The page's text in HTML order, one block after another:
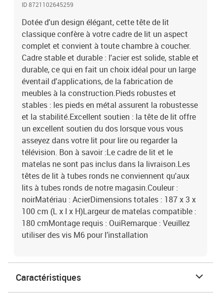
ID 8721102645259
Dotée d'un design élégant, cette tête de lit
classique confère à votre cadre de lit un aspect
complet et convient à toute chambre à coucher.
Cadre stable et durable : l'acier est solide, stable et
durable, ce qui en fait un choix idéal pour un large
éventail d'applications, de la fabrication de
meubles à la construction.Pieds robustes et
stables : les pieds en métal assurent la robustesse
et la stabilité.Excellent soutien : la tête de lit offre
un excellent soutien du dos lorsque vous vous
asseyez dans votre lit pour lire ou regarder la
télévision. Bon à savoir :Le cadre de lit et le
matelas ne sont pas inclus dans la livraison.Les
têtes de lit à tubes ronds ne conviennent qu'aux
lits à tubes ronds de notre magasin.Couleur :
noirMatériau : AcierDimensions totales : 187 x 3 x
100 cm (L x l x H)Largeur de matelas compatible :
180 cmMontage requis : OuiRemarque : Veuillez
utiliser des vis M6 pour l’installation
Caractéristiques